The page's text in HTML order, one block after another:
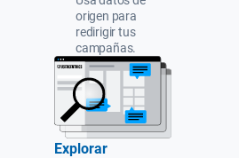
origen para
redirigir tus
campañas.
Explorar